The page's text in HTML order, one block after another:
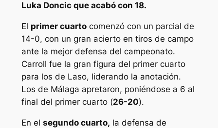
Luka Doncic que acabó con 18.
El primer cuartocomenzó con un parcial de
14-0, con un gran acierto en tiros de campo
ante la mejor defensa del campeonato.
Carroll fue la gran figura del primer cuarto
para los de Laso, liderando la anotación.
Los de Málaga apretaron, poniéndose a 6 al
final del primer cuarto (26-20).
En el segundo cuarto, la defensa de